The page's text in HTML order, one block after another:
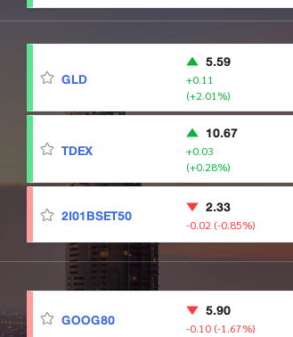
GLD
5.59
+0.11
(+2.01%)
TDEX
10.67
+0.03
(+0.28%)
2I01BSET50 2.33
-0.02 (-0.85%)
GOOG80 5.90
-0.10 (-1.67%)